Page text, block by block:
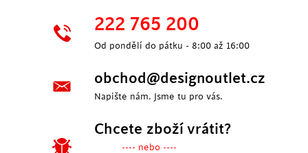
222 765 200
Od pondělí do pátku - 8:00 až 16:00
obchod@designoutlet.cz
Napište nám. Jsme tu pro vás.
Chcete zboží vrátit?
---- nebo ----